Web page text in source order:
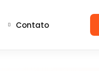
Contato